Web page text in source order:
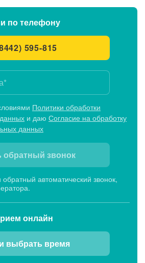
по телефону
595-815
Политики обработки
и даю Согласие на обработку
данных
обратный звонок
автоматический звонок,
онлайн
выбрать время